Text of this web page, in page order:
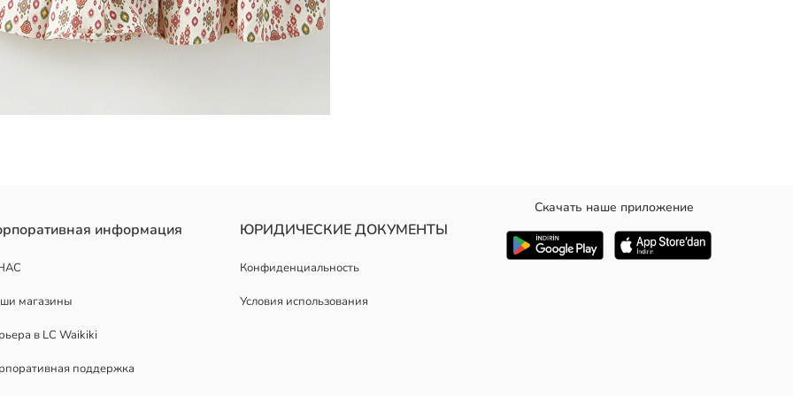
информация
магазины
в LC Waikiki
поддержка
ЮРИДИЧЕСКИЕ ДОКУМЕНТЫ
Конфиденциальность
Условия использования
Скачать наше приложение